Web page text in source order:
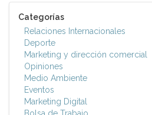
Categorías
Relaciones Internacionales
Deporte
Marketing y dirección comercial
Opiniones
Medio Ambiente
Eventos
Marketing Digital
Bolsa de Trabajo